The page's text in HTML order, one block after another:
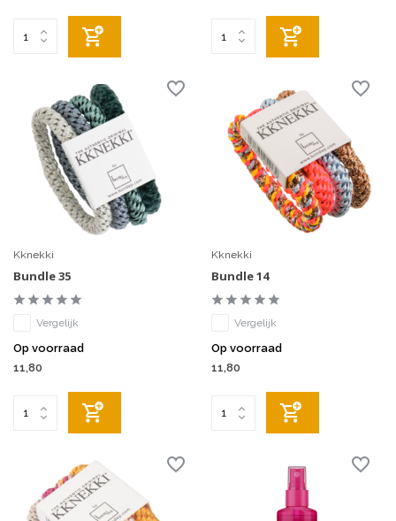
Kknekki
Bundle 35
Vergelijk
Op voorraad
11,80
Kknekki
Bundle 14
Vergelijk
Op voorraad
11,80